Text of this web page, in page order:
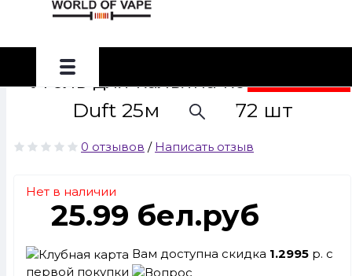
Уголь для кальяна кокосовый Duft 25мм (1 кг) 72 шт
Уголь для кальяна кокосовый
Duft 25мм (1 кг) 72 шт
0 отзывов / Написать отзыв
Нет в наличии
25.99 бел.руб
Вам доступна скидка 1.2995 р. с
первой покупки